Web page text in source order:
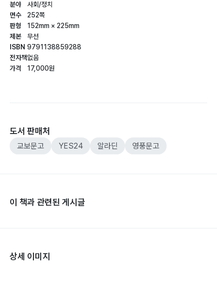
분야
면수
판형
제본
ISBN
전자책
가격
사회/정치
252쪽
152mm × 225mm
무선
9791138859288
없음
17,000원
도서 판매처
교보문고 YES24 알라딘 영풍문고
이 책과 관련된 게시글
상세 이미지